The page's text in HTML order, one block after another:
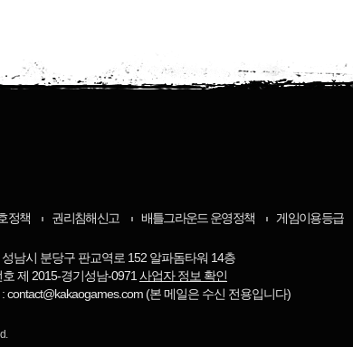
정책 권리침해신고 배틀그라운드 운영정책 게임이용등급
남시 분당구 판교역로 152 알파돔타워 14층
제 2015-경기성남-0971 사업자 정보 확인
contact@kakaogames.com (본 메일은 수신 전용입니다)